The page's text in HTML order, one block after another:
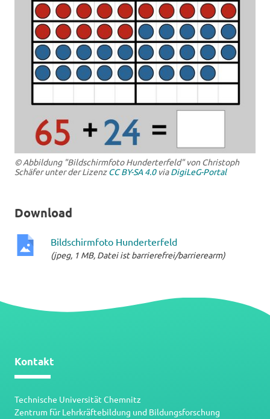
© Abbildung "Bildschirmfoto Hunderterfeld" von Christoph
Schäfer unter der LizenzCC BY-SA 4.0viaDigiLeG-Portal
Download
Bildschirmfoto Hunderterfeld
(jpeg, 1 MB, Datei ist barrierefrei/barrierearm)
Kontakt
Technische Universität Chemnitz
Zentrum für Lehrkräftebildung und Bildungsforschung